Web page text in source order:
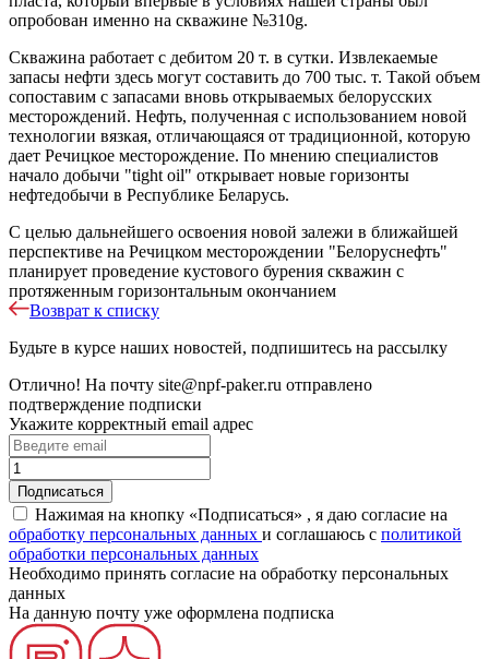
опробован именно на скважине №310g.
Скважина работает с дебитом 20 т. в сутки. Извлекаемые
запасы нефти здесь могут составить до 700 тыс. т. Такой объем
сопоставим с запасами вновь открываемых белорусских
месторождений. Нефть, полученная с использованием новой
технологии вязкая, отличающаяся от традиционной, которую
дает Речицкое месторождение. По мнению специалистов
начало добычи "tight oil" открывает новые горизонты
нефтедобычи в Республике Беларусь.
С целью дальнейшего освоения новой залежи в ближайшей
перспективе на Речицком месторождении "Белоруснефть"
планирует проведение кустового бурения скважин с
протяженным горизонтальным окончанием
Возврат к списку
Будьте в курсе наших новостей, подпишитесь на рассылку
Отлично! На почту site@npf-paker.ru отправлено
подтверждение подписки
Укажите корректный email адрес
Нажимая на кнопку «Подписаться» , я даю согласие на
обработку персональных данных и соглашаюсь c политикой
обработки персональных данных
Необходимо принять согласие на обработку персональных
данных
На данную почту уже оформлена подписка